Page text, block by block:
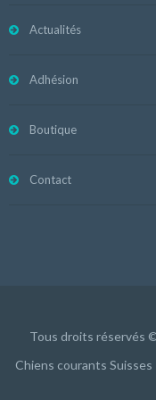
Actualités
Adhésion
Boutique
Contact
Tous droits réservés
Chiens courants Suisses